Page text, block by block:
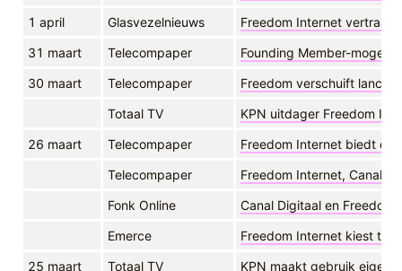
1 april
Glasvezelnieuws
Freedom Internet
31 maart
Telecompaper
Founding Member-
30 maart
Telecompaper
Freedom verschuift
Totaal TV
KPN uitdager Freedom
26 maart
Telecompaper
Freedom Internet biedt
Telecompaper
Freedom Internet, Canal
Fonk Online
Canal Digitaal en
Emerce
Freedom Internet kiest
25 maart
Totaal TV
KPN maakt gebruik eigen